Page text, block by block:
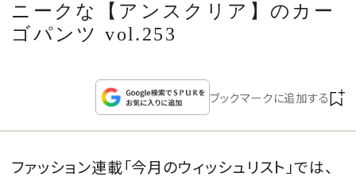
CULTURE
COLLECTION
WEDDING
ニークな【アンスクリア】のカー
ゴパンツ vol.253
ブックマークに追加する
ファッション連載「今月のウィッシュリスト」では、